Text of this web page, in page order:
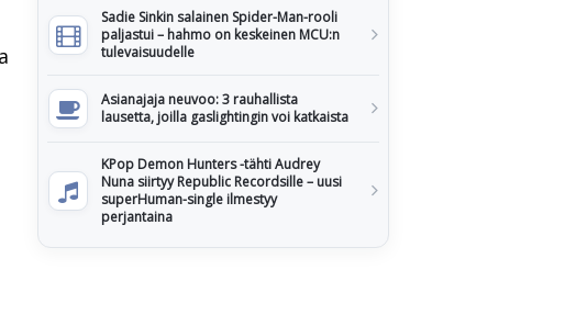
Sadie Sinkin salainen Spider-Man-rooli
paljastui – hahmo on keskeinen MCU:n
tulevaisuudelle
Asianajaja neuvoo: 3 rauhallista
lausetta, joilla gaslightingin voi katkaista
KPop Demon Hunters -tähti Audrey
Nuna siirtyy Republic Recordsille – uusi
superHuman-single ilmestyy
perjantaina